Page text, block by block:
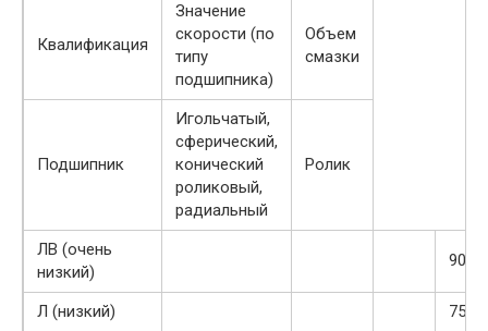
Квалификация
Значение
скорости (по
типу
подшипника)
Объем
смазки
Подшипник
Игольчатый,
сферический,
конический
роликовый,
радиальный
Ролик
ЛВ (очень
низкий)
90%
Л (низкий)
75%